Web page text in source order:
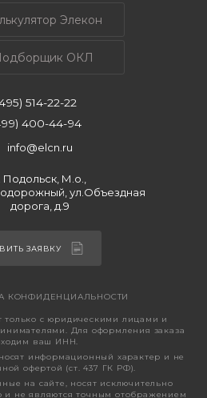
Элекон
ОКЛ
514-22-22
400-44-94
info@elcn.ru
Подольск, М.о.,
ул.Объездная
дорога, д.9
ЗАЯВКУ
КОНФИДЕНЦИАЛЬНОСТИ
только с юридическими лицами и
Для оформления заказа
ваш ИНН.
информационный характер и не
офертой (ст. 437 ГК РФ).
на сайте, носят исключительно
и не являются точным отображением